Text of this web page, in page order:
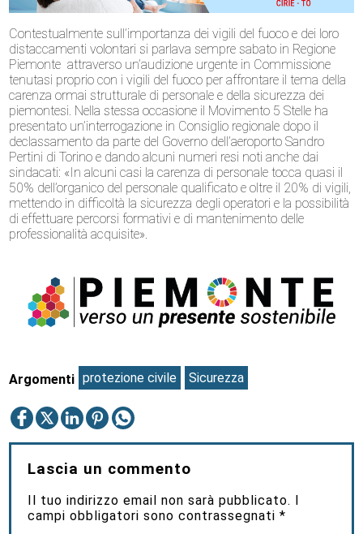
Contestualmente sull’importanza dei vigili del fuoco e dei loro
distaccamenti volontari si parlava sempre sabato in Regione
Piemonte attraverso un’audizione urgente in Commissione
tenutasi proprio con i vigili del fuoco per affrontare il tema della
carenza ormai strutturale di personale e della sicurezza dei
piemontesi. Nella stessa occasione il Movimento 5 Stelle ha
presentato un’interrogazione in Consiglio regionale dopo il
declassamento da parte del Governo dell’aeroporto Sandro
Pertini di Torino e dando alcuni numeri resi noti anche dai
sindacati: «In alcuni casi la carenza di personale tocca quasi il
50% dell’organico del personale qualificato e oltre il 20% di vigili,
mettendo in difficoltà la sicurezza degli operatori e la possibilità
di effettuare percorsi formativi e di mantenimento delle
professionalità acquisite».
Argomenti protezione civile Sicurezza
Lascia un commento
Il tuo indirizzo email non sarà pubblicato.
campi obbligatori sono contrassegnati*